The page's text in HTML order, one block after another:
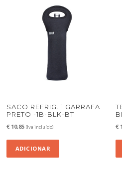
SACO REFRIG. 1 GARRAFA
PRETO -1B-BLK-BT
€ 10,85 (Iva incluído)
ADICIONAR
€